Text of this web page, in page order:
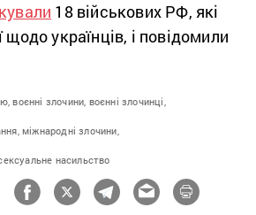
18 військових РФ, які
щодо українців, і повідомили
воєнні злочини, воєнні злочинці,
міжнародні злочини,
насильство